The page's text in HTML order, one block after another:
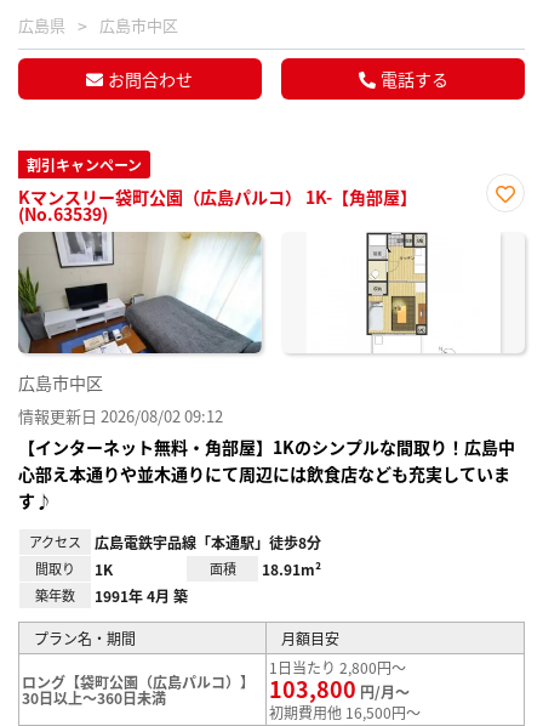
広島県 広島市中区
お問合わせ 電話する
割引キャンペーン
Kマンスリー袋町公園（広島パルコ） 1K-【角部屋】
(No.63539)
に入
広島市中区
情報更新日 2026/08/02 09:12
【インターネット無料・角部屋】1Kのシンプルな間取り！広島中
心部え本通りや並木通りにて周辺には飲食店なども充実していま
す♪
アクセス 広島電鉄宇品線「本通駅」徒歩8分
間取り 1K 面積 18.91m²
築年数 1991年 4月 築
プラン名・期間 月額目安
ロング【袋町公園（広島パルコ）】
30日以上～360日未満
1日当たり 2,800円～
103,800 円/月～
初期費用他 16,500円～